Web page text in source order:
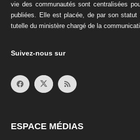
vie des communautés sont centralisées
publiées. Elle est placée, de par son statut
tutelle du ministère chargé de la
Suivez-nous sur
ESPACE MÉDIAS